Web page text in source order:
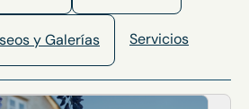
y Galerías Servicios